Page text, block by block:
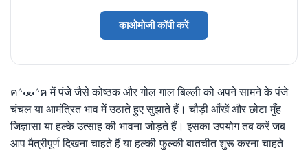
काओमोजी कॉपी करें
ฅ^•ﻌ•^ฅ में पंजे जैसे कोष्ठक और गोल गाल बिल्ली को अपने सामने के पंजे
चंचल या आमंत्रित भाव में उठाते हुए सुझाते हैं। चौड़ी आँखें और छोटा मुँह
जिज्ञासा या हल्के उत्साह की भावना जोड़ते हैं। इसका उपयोग तब करें जब
आप मैत्रीपूर्ण दिखना चाहते हैं या हल्की-फुल्की बातचीत शुरू करना चाहते